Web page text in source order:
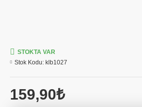
159,90₺
STOKTA VAR
Stok Kodu: klb1027